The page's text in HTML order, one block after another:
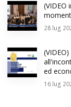
(VIDEO
28 lug
ed
16 lug